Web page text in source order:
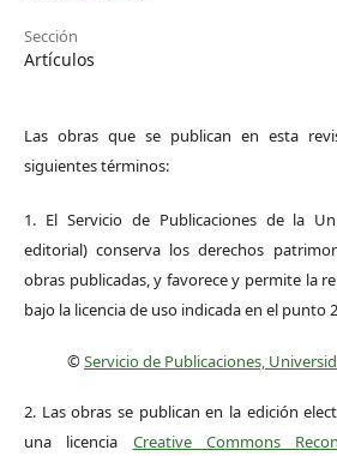
Sección
Artículos
Las obras que se publican en esta
siguientes términos:
1. El Servicio de Publicaciones de la
editorial) conserva los derechos
obras publicadas, y favorece y permite la
bajo la licencia de uso indicada en el punto
©Servicio de Publicaciones,
2. Las obras se publican en la edición
una licencia Creative Commons